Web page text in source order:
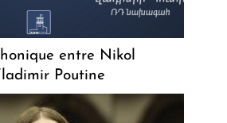
entre Nikol
Poutine